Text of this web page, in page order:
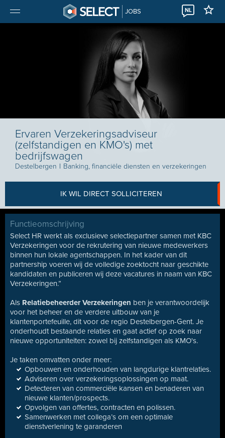
JOBS NL
Ervaren Verzekeringsadviseur
(zelfstandigen en KMO's) met
bedrijfswagen
Destelbergen I Banking, financiële diensten en verzekeringen
IK WIL DIRECT SOLLICITEREN
Functieomschrijving
Select HR werkt als exclusieve selectiepartner samen met KBC
Verzekeringen voor de rekrutering van nieuwe medewerkers
binnen hun lokale agentschappen. In het kader van dit
partnership voeren wij de volledige zoektocht naar geschikte
kandidaten en publiceren wij deze vacatures in naam van KBC
Verzekeringen.”
Als Relatiebeheerder Verzekeringen ben je verantwoordelijk
voor het beheer en de verdere uitbouw van je
klantenportefeuille, dit voor de regio Destelbergen-Gent. Je
onderhoudt bestaande relaties en gaat actief op zoek naar
nieuwe opportuniteiten: zowel bij zelfstandigen als KMO's.
Je taken omvatten onder meer:
Opbouwen en onderhouden van langdurige klantrelaties.
Adviseren over verzekeringsoplossingen op maat.
Detecteren van commerciële kansen en benaderen van
nieuwe klanten/prospects.
Opvolgen van offertes, contracten en polissen.
Samenwerken met collega’s om een optimale
dienstverlening te garanderen